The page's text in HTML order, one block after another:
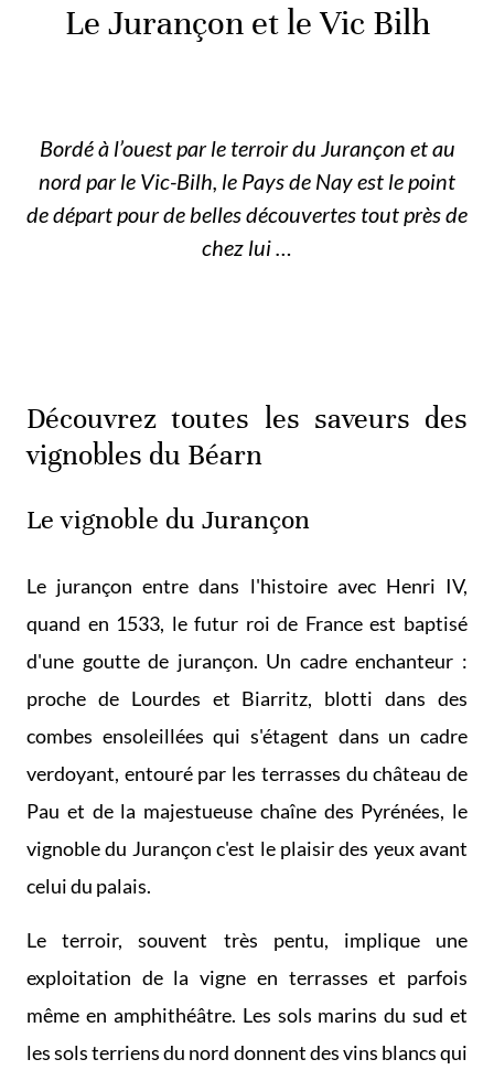
Le Jurançon et le Vic Bilh
Bordé à l’ouest par le terroir du Jurançon et au
nord par le Vic-Bilh, le Pays de Nay est le point
de départ pour de belles découvertes tout près de
chez lui …
Découvrez toutes les saveurs des
vignobles du Béarn
Le vignoble du Jurançon
Le jurançon entre dans l'histoire avec Henri IV,
quand en 1533, le futur roi de France est baptisé
d'une goutte de jurançon. Un cadre enchanteur :
proche de Lourdes et Biarritz, blotti dans des
combes ensoleillées qui s'étagent dans un cadre
verdoyant, entouré par les terrasses du château de
Pau et de la majestueuse chaîne des Pyrénées, le
vignoble du Jurançon c'est le plaisir des yeux avant
celui du palais.
Le terroir, souvent très pentu, implique une
exploitation de la vigne en terrasses et parfois
même en amphithéâtre. Les sols marins du sud et
les sols terriens du nord donnent des vins blancs qui